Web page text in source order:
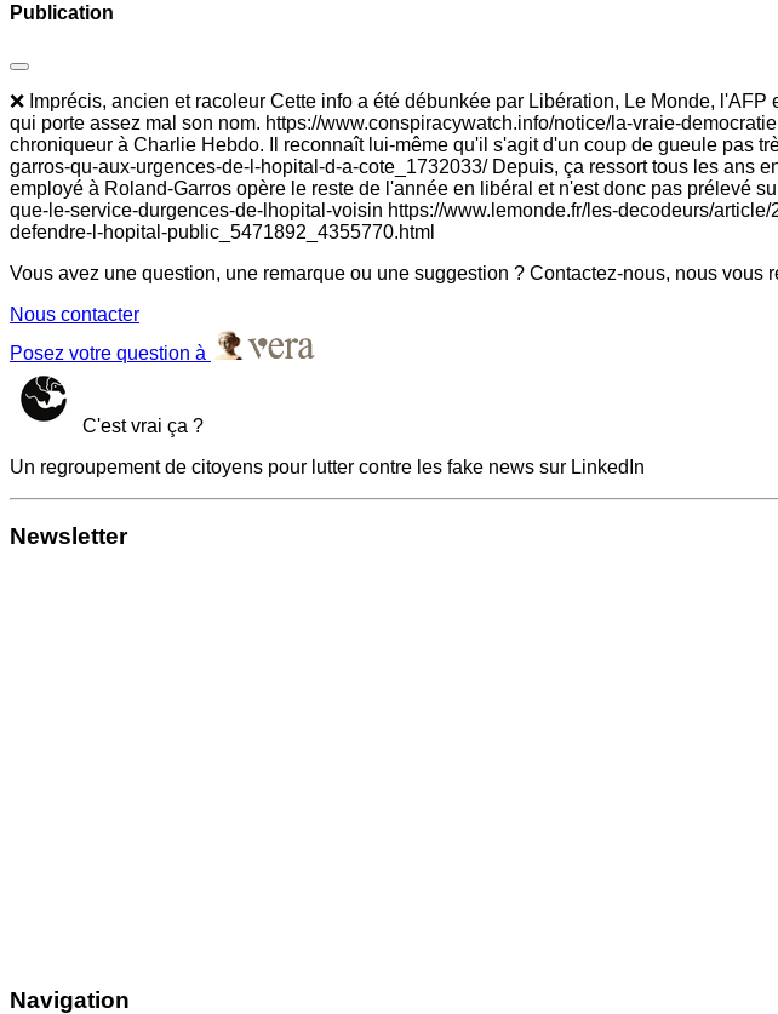
Publication
❌ Imprécis, ancien et racoleur Cette info a été débunkée par Libération, Le Monde,
qui porte assez mal son nom. https://www.conspiracywatch.info/notice/la-vraie-
chroniqueur à Charlie Hebdo. Il reconnaît lui-même qu'il s'agit d'un coup de gueule pas
garros-qu-aux-urgences-de-l-hopital-d-a-cote_1732033/ Depuis, ça ressort tous les ans
employé à Roland-Garros opère le reste de l'année en libéral et n'est donc pas prélevé
que-le-service-durgences-de-lhopital-voisin https://www.lemonde.fr/les-decodeurs/
defendre-l-hopital-public_5471892_4355770.html
Vous avez une question, une remarque ou une suggestion ? Contactez-nous, nous vous
Nous contacter
Posez votre question à
C'est vrai ça ?
Un regroupement de citoyens pour lutter contre les fake news sur LinkedIn
Newsletter
Navigation